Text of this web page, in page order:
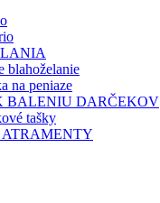
blahoželanie
na peniaze
BALENIU DARČEKOV
tašky
ATRAMENTY